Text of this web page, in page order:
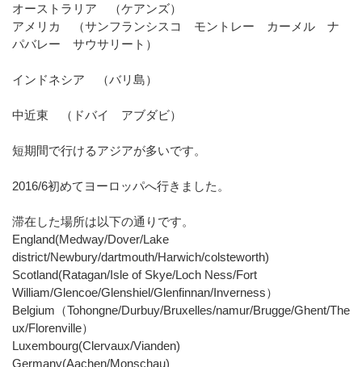
オーストラリア （ケアンズ）
アメリカ （サンフランシスコ モントレー カーメル ナ
パバレー サウサリート）
インドネシア （バリ島）
中近東 （ドバイ アブダビ）
短期間で行けるアジアが多いです。
2016/6初めてヨーロッパへ行きました。
滞在した場所は以下の通りです。
England(Medway/Dover/Lake
district/Newbury/dartmouth/Harwich/colsteworth)
Scotland(Ratagan/Isle of Skye/Loch Ness/Fort
William/Glencoe/Glenshiel/Glenfinnan/Inverness）
Belgium（Tohongne/Durbuy/Bruxelles/namur/Brugge/Ghent/The
ux/Florenville）
Luxembourg(Clervaux/Vianden)
Germany(Aachen/Monschau)